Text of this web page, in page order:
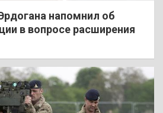
напомнил об
в вопросе расширения